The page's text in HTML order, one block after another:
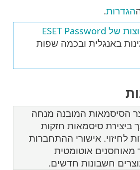
הגדרות.
השאלות הנפוצות של ESET Password
באנגלית ובכמה שפות
הסיסמאות המובנה מנחה
ביצירת סיסמאות חזקות
לחיזוי. אישורי ההתחברות
מאוחסנים אוטומטית
חשבונות חדשים.